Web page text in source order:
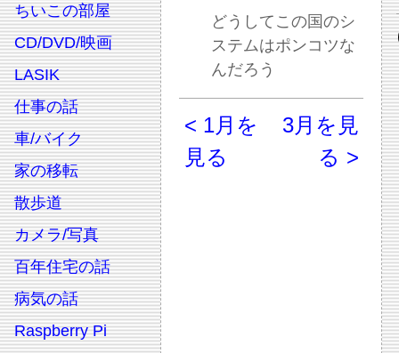
ちいこの部屋
CD/DVD/映画
LASIK
仕事の話
車/バイク
家の移転
散歩道
カメラ/写真
百年住宅の話
病気の話
Raspberry Pi
どうしてこの国のシ
ステムはポンコツな
んだろう
< 1月を
見る
3月を見
る >